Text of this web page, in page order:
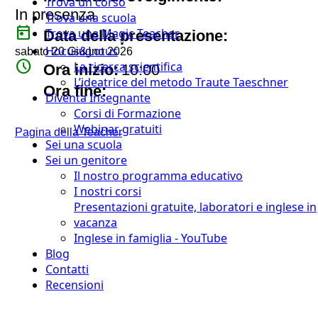
Trova una scuola
Trova una Magic Teacher
Hocus&Lotus
La ricerca scientifica
L’ideatrice del metodo Traute Taeschner
Diventa Insegnante
Corsi di Formazione
Webinar gratuiti
Sei una scuola
Sei un genitore
Il nostro programma educativo
I nostri corsi
Presentazioni gratuite, laboratori e inglese in
vacanza
Inglese in famiglia - YouTube
Blog
Contatti
Recensioni
In presenza
today Data della presentazione:
sabato 20 Giugno 2026
watch_later Ora inizio:10:00
Ora fine:
Pagina della Teacher